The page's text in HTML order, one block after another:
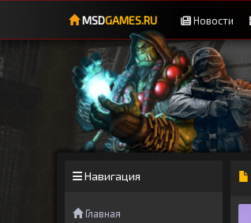
MSDGAMES.RU Новости
Навигация
Главная